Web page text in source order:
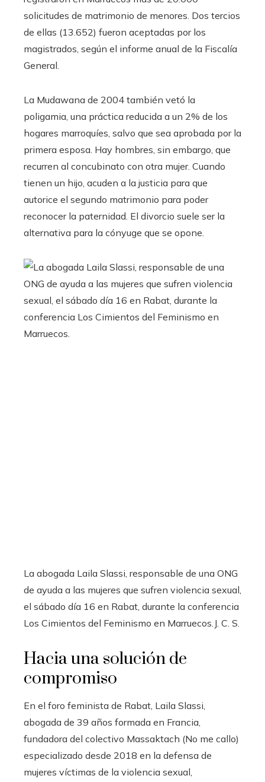
solicitudes de matrimonio de menores. Dos tercios
de ellas (13.652) fueron aceptadas por los
magistrados, según el informe anual de la Fiscalía
General.
La Mudawana de 2004 también vetó la
poligamia, una práctica reducida a un 2% de los
hogares marroquíes, salvo que sea aprobada por la
primera esposa. Hay hombres, sin embargo, que
recurren al concubinato con otra mujer. Cuando
tienen un hijo, acuden a la justicia para que
autorice el segundo matrimonio para poder
reconocer la paternidad. El divorcio suele ser la
alternativa para la cónyuge que se opone.
La abogada Laila Slassi, responsable de una ONG
de ayuda a las mujeres que sufren violencia sexual,
el sábado día 16 en Rabat, durante la conferencia
Los Cimientos del Feminismo en Marruecos. J. C. S.
Hacia una solución de
compromiso
En el foro feminista de Rabat, Laila Slassi,
abogada de 39 años formada en Francia,
fundadora del colectivo Massaktach (No me callo)
especializado desde 2018 en la defensa de
mujeres víctimas de la violencia sexual,